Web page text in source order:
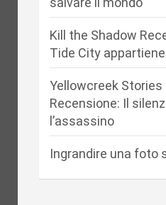
Kill the Shadow
Tide City
Yellowcreek
Recensione: Il
l’assassino
Ingrandire una foto